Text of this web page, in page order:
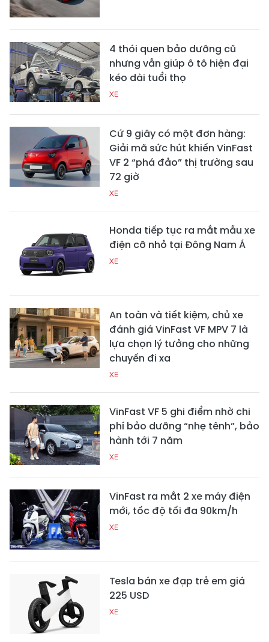
4 thói quen bảo dưỡng cũ
nhưng vẫn giúp ô tô hiện đại
kéo dài tuổi thọ
XE
Cứ 9 giây có một đơn hàng:
Giải mã sức hút khiến VinFast
VF 2 “phá đảo” thị trường sau
72 giờ
XE
Honda tiếp tục ra mắt mẫu xe
điện cỡ nhỏ tại Đông Nam Á
XE
An toàn và tiết kiệm, chủ xe
đánh giá VinFast VF MPV 7 là
lựa chọn lý tưởng cho những
chuyến đi xa
XE
VinFast VF 5 ghi điểm nhờ chi
phí bảo dưỡng “nhẹ tênh”, bảo
hành tới 7 năm
XE
VinFast ra mắt 2 xe máy điện
mới, tốc độ tối đa 90km/h
XE
Tesla bán xe đạp trẻ em giá
225 USD
XE